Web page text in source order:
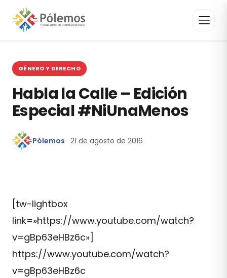
GÉNERO Y DERECHO
Habla la Calle – Edición
Especial #NiUnaMenos
Pólemos 21 de agosto de 2016
[tw-lightbox
link=»https://www.youtube.com/watch?
v=gBp63eHBz6c»]
https://www.youtube.com/watch?
v=gBp63eHBz6c